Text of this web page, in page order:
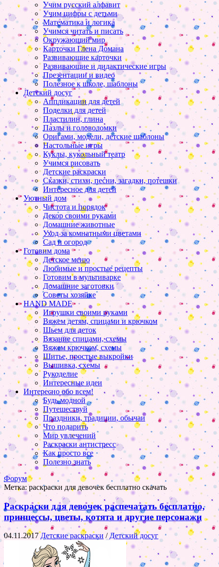
Учим русский алфавит
Учим цифры с детьми
Математика и логика
Учимся читать и писать
Окружающий мир
Карточки Глена Домана
Развивающие карточки
Развивающие и дидактические игры
Презентации и видео
Полезное к школе, шаблоны
Детский досуг
Аппликации для детей
Поделки для детей
Пластилин, глина
Пазлы и головоломки
Оригами, модели, детские шаблоны
Настольные игры
Куклы, кукольный театр
Учимся рисовать
Детские раскраски
Сказки, стихи, песни, загадки, потешки
Интересное для детей
Уютный дом
Чистота и порядок
Декор своими руками
Домашние животные
Уход за комнатными цветами
Сад и огород
Готовим дома
Детское меню
Любимые и простые рецепты
Готовим в мультиварке
Домашние заготовки
Советы хозяйке
HAND MADE
Игрушки своими руками
Вяжем детям, спицами и крючком
Шьем для деток
Вязание спицами, схемы
Вяжем крючком, схемы
Шитье, простые выкройки
Вышивка, схемы
Рукоделие
Интересные идеи
Интересно обо всем!
Будь модной
Путешествуй
Праздники, традиции, обычаи
Что подарить
Мир увлечений
Раскраски антистресс
Как просто все
Полезно знать
Форум
Метка:раскраски для девочек бесплатно скачать
Раскраски для девочек распечатать бесплатно,
принцессы, цветы, котята и другие персонажи
04.11.2017Детские раскраски /Детский досуг